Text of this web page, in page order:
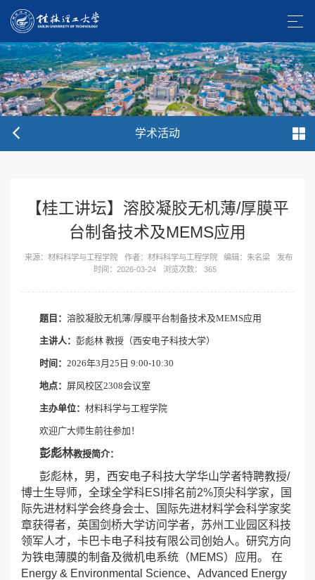
学术活动
【桂工讲坛】溶胶凝胶无机薄/厚膜平
台制备技术及MEMS应用
来源：材料科学与工程学院 作者：材料科学与工程学院 编辑：朱名梁
发布
时间：2026-03-24
浏览次数： 365
题目： 溶胶凝胶无机薄/厚膜平台制备技术及MEMS应用
主讲人： 彭彪林 教授（西安电子科技大学）
时间： 2026年3月25日 9:00-10:30
地点： 屏风校区2308会议室
主办单位： 材料科学与工程学院
欢迎广大师生前往参加！
彭彪林教授简介：
彭彪林，男，西安电子科技大学华山学者特聘教授/
博士生导师，全球全学科ESI 排名前2%顶尖科学家，国
际先进材料学会终身会士、国际先进材料学会科学家奖
章获得者，英国剑桥大学访问学者，苏州工业园区科技
领军人才，卡巴卡电子科技有限公司创始人。研究方向
为铁电薄膜的制备及微机电系统（MEMS）应用。
在
Energy & Environmental Science、 Advanced Energy